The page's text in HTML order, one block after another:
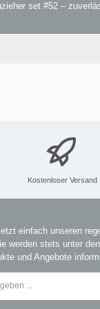
set #52 –
Kostenloser Versand
einfach unseren
werden stets unter
und Angebote